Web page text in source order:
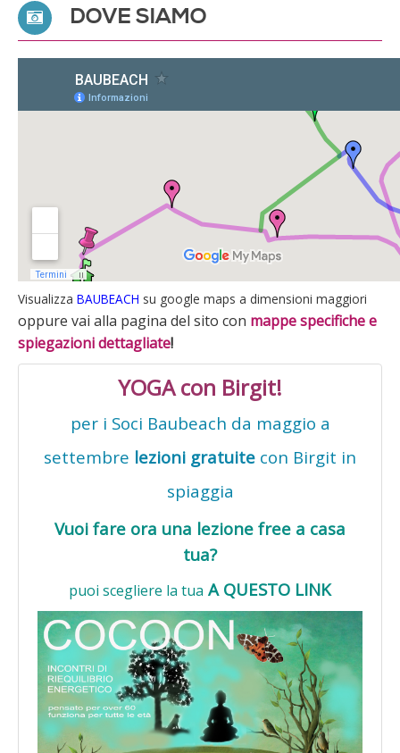
DOVE SIAMO
Visualizza BAUBEACH su google maps a dimensioni maggiori
oppure vai alla pagina del sito con mappe specifiche e
spiegazioni dettagliate!
YOGA con Birgit!
per i Soci Baubeach da maggio a
settembre lezioni gratuite con Birgit in
spiaggia
Vuoi fare ora una lezione free a casa
tua?
puoi scegliere la tua A QUESTO LINK